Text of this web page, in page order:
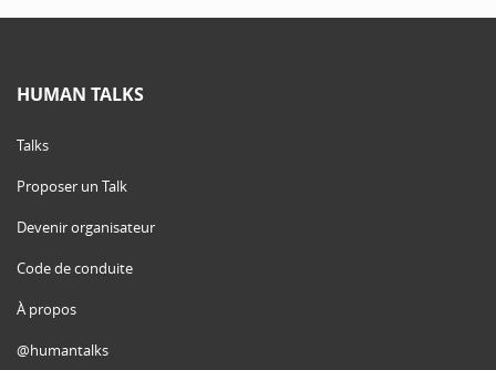
HUMAN TALKS
Talks
Proposer un Talk
Devenir organisateur
Code de conduite
À propos
@humantalks